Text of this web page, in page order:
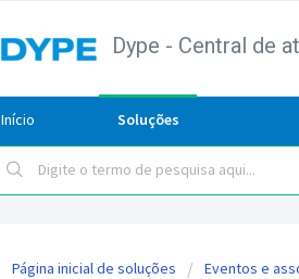
Dype - Central de
Início Soluções
Página inicial de soluções Eventos e